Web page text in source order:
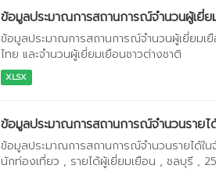
ข้อมูลประมาณการสถานการณ์จำนวนผู้เยี่ย
ข้อมูลประมาณการสถานการณ์จำนวนผู้เยี่ยม
ไทย และจำนวนผู้เยี่ยมเยือนชาวต่างชาติ
XLSX
ข้อมูลประมาณการสถานการณ์จำนวนรายไ
ข้อมูลประมาณการสถานการณ์จำนวนรายได้
นักท่องเที่ยว , รายได้ผู้เยี่ยมเยือน , ชลบุรี ,